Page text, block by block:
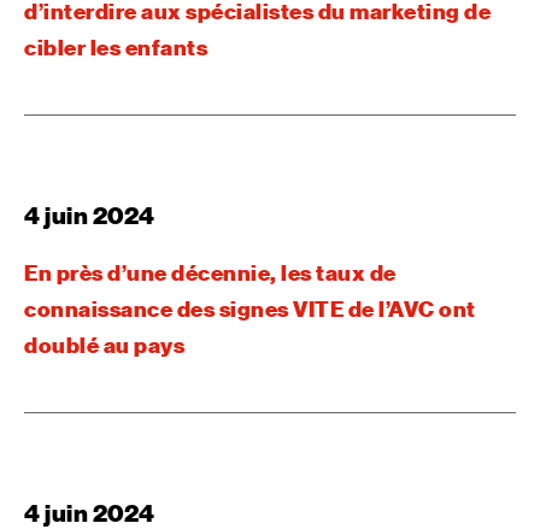
d’interdire aux spécialistes du marketing de
cibler les enfants
4 juin 2024
En près d’une décennie, les taux de
connaissance des signes VITE de l’AVC ont
doublé au pays
4 juin 2024